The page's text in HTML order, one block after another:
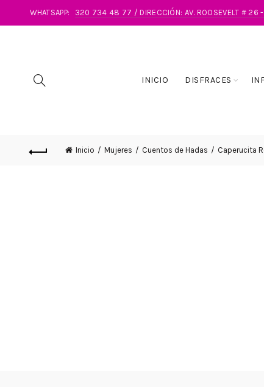
WHATSAPP: 320 734 48 77 / DIRECCIÓN: AV. ROOSEVELT # 26 -
INICIO DISFRACES
Inicio Mujeres Cuentos de Hadas Caperucita